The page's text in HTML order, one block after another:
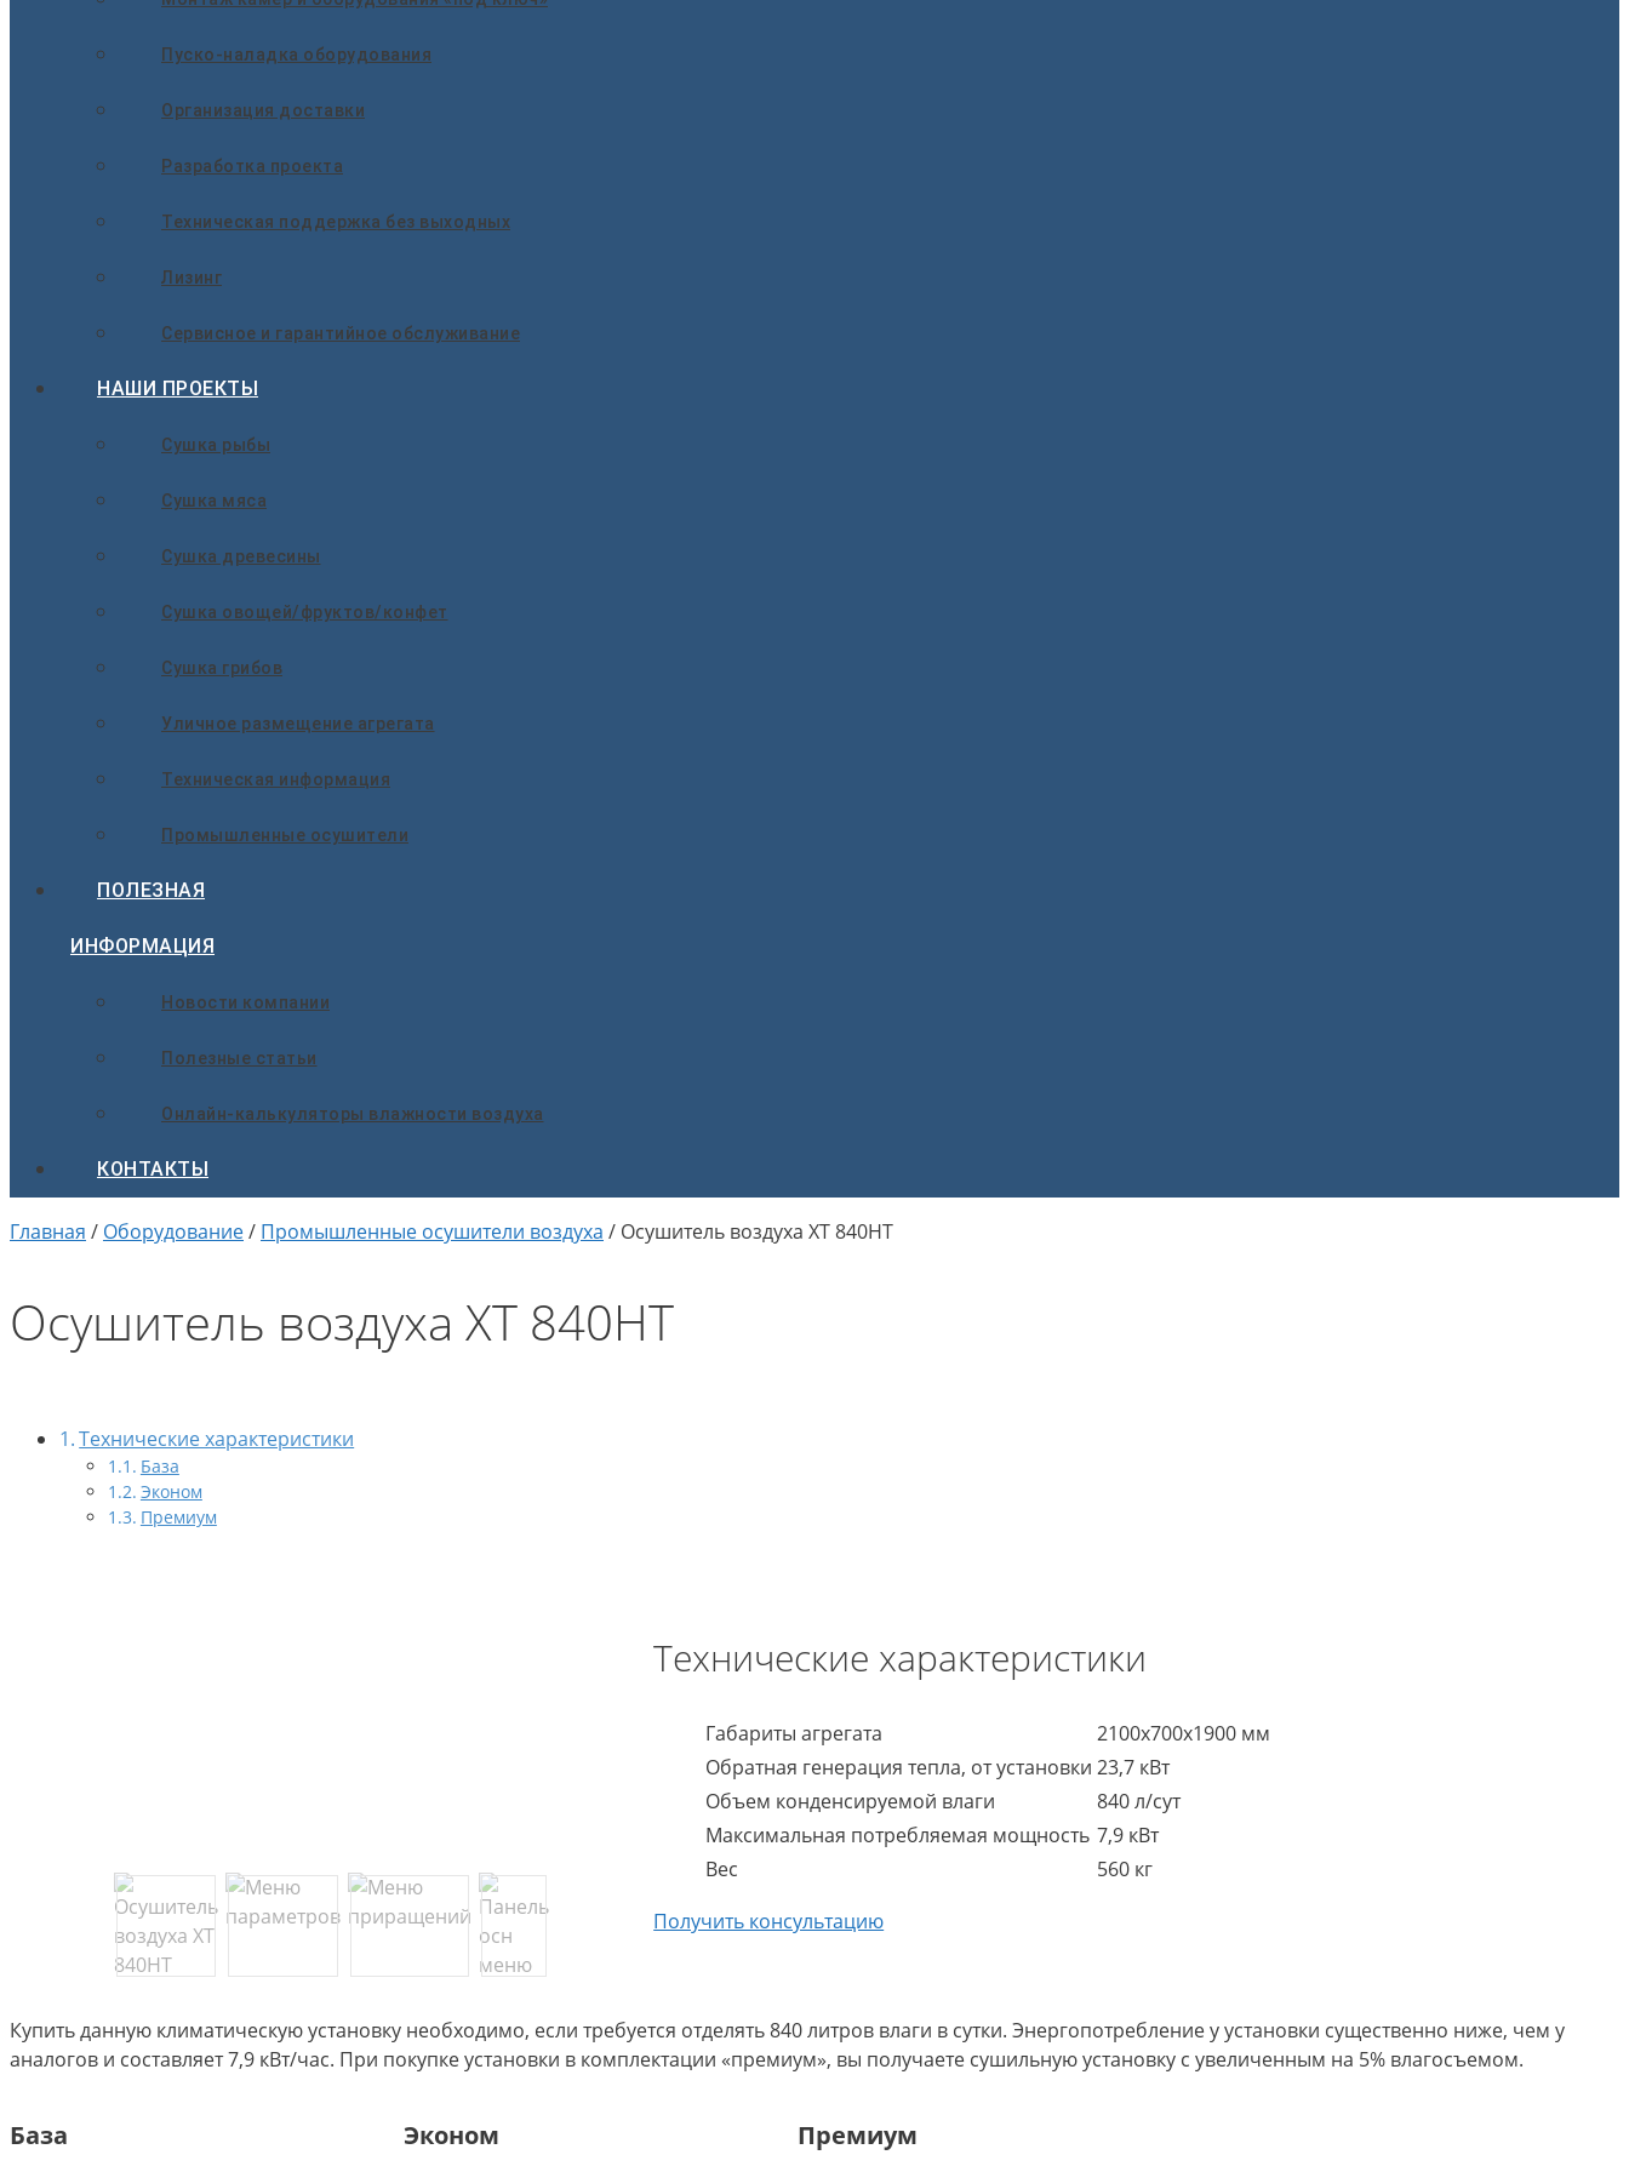
Пуско-наладка оборудования
Организация доставки
Разработка проекта
Техническая поддержка без выходных
Лизинг
Сервисное и гарантийное обслуживание
НАШИ ПРОЕКТЫ
Сушка рыбы
Сушка мяса
Сушка древесины
Сушка овощей/фруктов/конфет
Сушка грибов
Уличное размещение агрегата
Техническая информация
Промышленные осушители
ПОЛЕЗНАЯ
ИНФОРМАЦИЯ
Новости компании
Полезные статьи
Онлайн-калькуляторы влажности воздуха
КОНТАКТЫ
Главная / Оборудование/ Промышленные осушители воздуха / Осушитель воздуха ХТ 840НТ
Осушитель воздуха ХТ 840НТ
Технические характеристики
База
Эконом
Премиум
Технические характеристики
Габариты агрегата
2100х700х1900 мм
Обратная генерация тепла, от установки 23,7 кВт
Объем конденсируемой влаги
840 л/сут
Максимальная потребляемая мощность 7,9 кВт
Вес
560 кг
Получить консультацию
Купить данную климатическую установку необходимо, если требуется отделять 840 литров влаги в сутки. Энергопотребление у установки существенно ниже, чем у
аналогов и составляет 7,9 кВт/час. При покупке установки в комплектации «премиум», вы получаете сушильную установку с увеличенным на 5% влагосъемом.
База Эконом Премиум